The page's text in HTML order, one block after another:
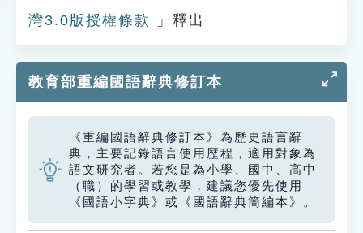
灣3.0版授權條款
」釋出
教育部重編國語辭典修訂本
《重編國語辭典修訂本》為歷史語言辭
典，主要記錄語言使用歷程，適用對象為
語文研究者。若您是為小學、國中、高中
（職）的學習或教學，建議您優先使用
《國語小字典》或《國語辭典簡編本》。